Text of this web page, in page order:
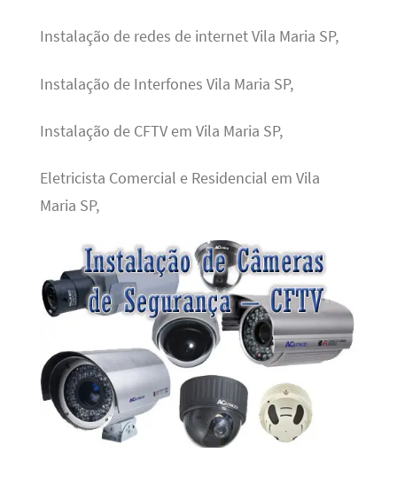
Instalação de redes de internet Vila Maria SP,
Instalação de Interfones Vila Maria SP,
Instalação de CFTV em Vila Maria SP,
Eletricista Comercial e Residencial em Vila
Maria SP,